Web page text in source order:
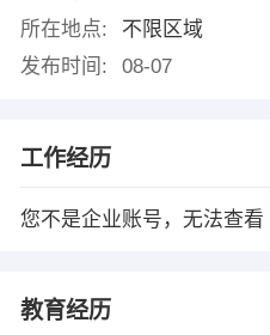
所在地点:
不限区域
发布时间:
08-07
工作经历
您不是企业账号，无法查看
教育经历